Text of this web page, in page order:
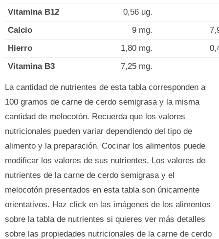
Vitamina B12
0,56 ug.
Calcio
9 mg.
Hierro
1,80 mg.
Vitamina B3
7,25 mg.
La cantidad de nutrientes de esta tabla corresponden a
100 gramos de carne de cerdo semigrasa y la misma
cantidad de melocotón. Recuerda que los valores
nutricionales pueden variar dependiendo del tipo de
alimento y la preparación. Cocinar los alimentos puede
modificar los valores de sus nutrientes. Los valores de
nutrientes de la carne de cerdo semigrasa y el
melocotón presentados en esta tabla son únicamente
orientativos. Haz click en las imágenes de los alimentos
sobre la tabla de nutrientes si quieres ver más detalles
sobre las propiedades nutricionales de la carne de cerdo